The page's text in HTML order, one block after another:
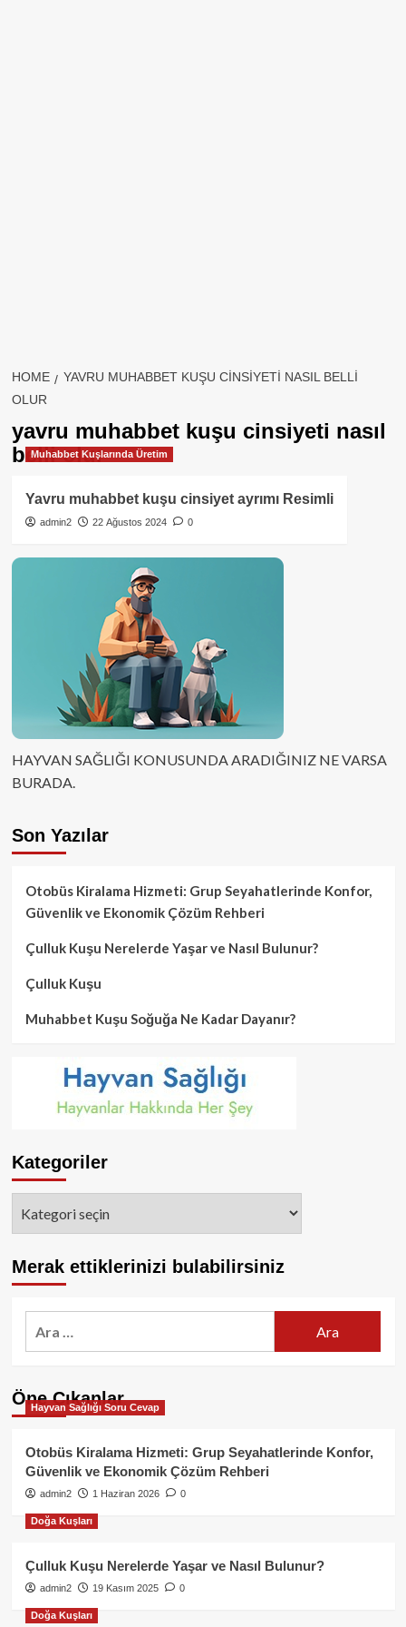
HOME
YAVRU MUHABBET KUŞU CINSIYETI NASIL BELLI
OLUR
yavru muhabbet kuşu cinsiyeti nasıl
belli olur
Muhabbet Kuşlarında Üretim
Yavru muhabbet kuşu cinsiyet ayrımı Resimli
admin2 22 Ağustos 2024 0
HAYVAN SAĞLIĞI KONUSUNDA ARADIĞINIZ NE VARSA
BURADA.
Son Yazılar
Otobüs Kiralama Hizmeti: Grup Seyahatlerinde Konfor,
Güvenlik ve Ekonomik Çözüm Rehberi
Çulluk Kuşu Nerelerde Yaşar ve Nasıl Bulunur?
Çulluk Kuşu
Muhabbet Kuşu Soğuğa Ne Kadar Dayanır?
Kategoriler
Merak ettiklerinizi bulabilirsiniz
Öne Çıkanlar
Hayvan Sağlığı Soru Cevap
Otobüs Kiralama Hizmeti: Grup Seyahatlerinde Konfor,
Güvenlik ve Ekonomik Çözüm Rehberi
admin2 1 Haziran 2026 0
Doğa Kuşları
Çulluk Kuşu Nerelerde Yaşar ve Nasıl Bulunur?
admin2 19 Kasım 2025 0
Doğa Kuşları